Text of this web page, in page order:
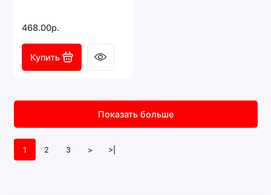
468.00р.
Купить
1 2 3 > >|
Показать больше